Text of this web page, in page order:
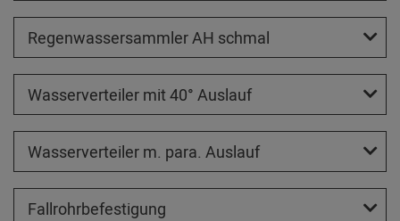
Regenwassersammler AH schmal
Wasserverteiler mit 40° Auslauf
Wasserverteiler m. para. Auslauf
Fallrohrbefestigung